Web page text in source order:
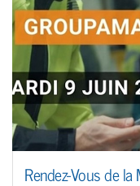
Rendez-Vous de